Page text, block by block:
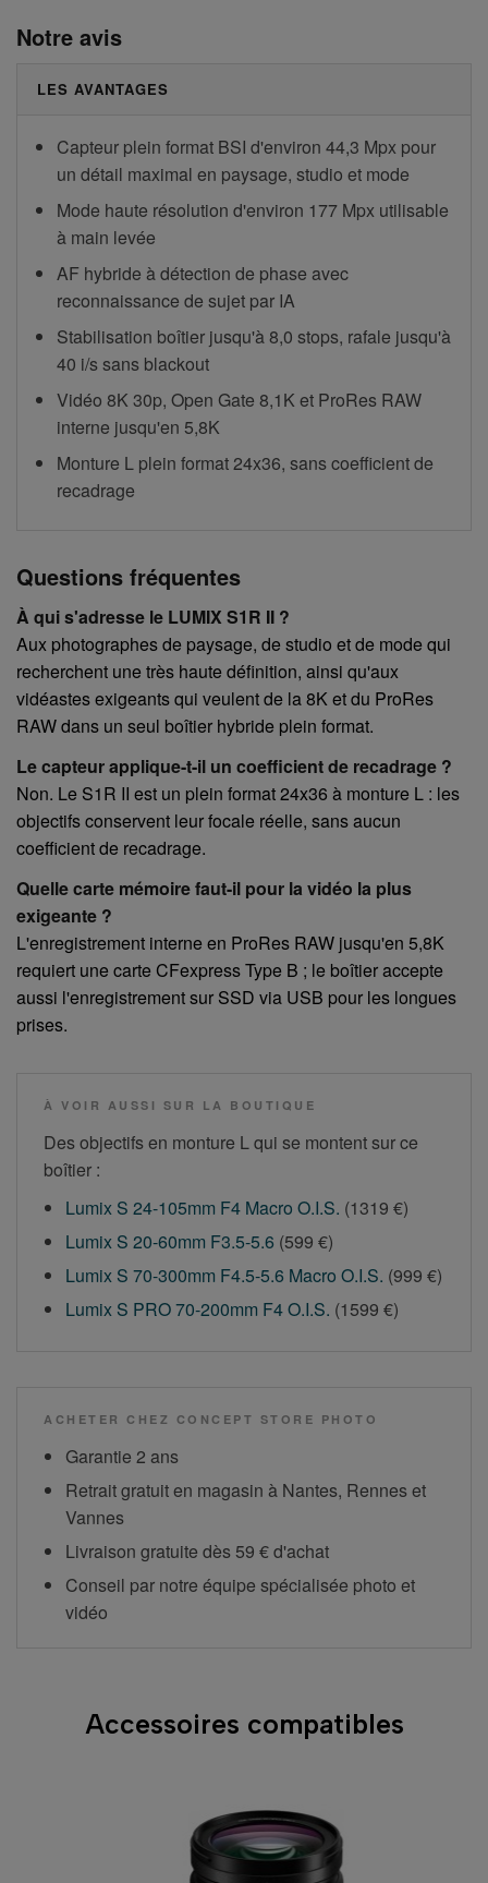
Notre avis
LES AVANTAGES
Capteur plein format BSI d'environ 44,3 Mpx pour
un détail maximal en paysage, studio et mode
Mode haute résolution d'environ 177 Mpx utilisable
à main levée
AF hybride à détection de phase avec
reconnaissance de sujet par IA
Stabilisation boîtier jusqu'à 8,0 stops, rafale jusqu'à
40 i/s sans blackout
Vidéo 8K 30p, Open Gate 8,1K et ProRes RAW
interne jusqu'en 5,8K
Monture L plein format 24x36, sans coefficient de
recadrage
Questions fréquentes
À qui s'adresse le LUMIX S1R II ?
Aux photographes de paysage, de studio et de mode qui
recherchent une très haute définition, ainsi qu'aux
vidéastes exigeants qui veulent de la 8K et du ProRes
RAW dans un seul boîtier hybride plein format.
Le capteur applique-t-il un coefficient de recadrage ?
Non. Le S1R II est un plein format 24x36 à monture L : les
objectifs conservent leur focale réelle, sans aucun
coefficient de recadrage.
Quelle carte mémoire faut-il pour la vidéo la plus
exigeante ?
L'enregistrement interne en ProRes RAW jusqu'en 5,8K
requiert une carte CFexpress Type B ; le boîtier accepte
aussi l'enregistrement sur SSD via USB pour les longues
prises.
À VOIR AUSSI SUR LA BOUTIQUE
Des objectifs en monture L qui se montent sur ce
boîtier :
Lumix S 24-105mm F4 Macro O.I.S. (1319 €)
Lumix S 20-60mm F3.5-5.6 (599 €)
Lumix S 70-300mm F4.5-5.6 Macro O.I.S. (999 €)
Lumix S PRO 70-200mm F4 O.I.S. (1599 €)
ACHETER CHEZ CONCEPT STORE PHOTO
Garantie 2 ans
Retrait gratuit en magasin à Nantes, Rennes et
Vannes
Livraison gratuite dès 59 € d'achat
Conseil par notre équipe spécialisée photo et
vidéo
Accessoires compatibles